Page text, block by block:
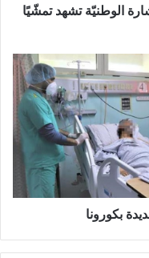
الوطنيّة تشهد تمشّيًا